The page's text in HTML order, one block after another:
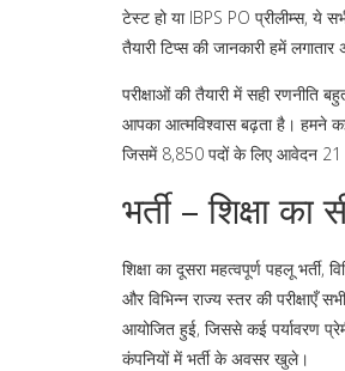
टेस्ट हो या IBPS PO प्रीलीम्स, ये
तैयारी टिप्स की जानकारी हमें
परीक्षाओं की तैयारी में सही
आपका आत्मविश्वास बढ़ता है। हमने
जिसमें 8,850 पदों के लिए आवेदन
भर्ती – शिक्षा का
शिक्षा का दूसरा महत्वपूर्ण पहलूभर्ती,
और विभिन्न राज्य स्तर की परीक्षाएँ
आयोजित हुई, जिससे कई पर्यावरण
कंपनियों में भर्ती के अवसर खुले।